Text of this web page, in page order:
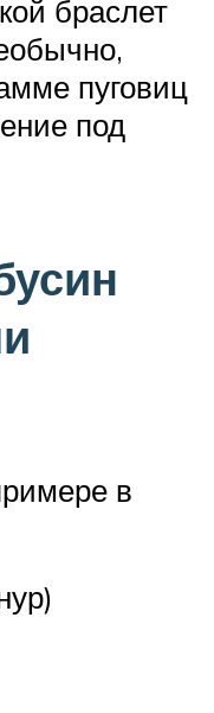
браслет
пуговиц
под
в